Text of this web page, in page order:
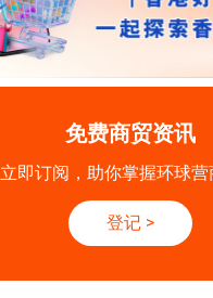
免费商贸资讯
立即订阅，助你掌握环球
登记 >